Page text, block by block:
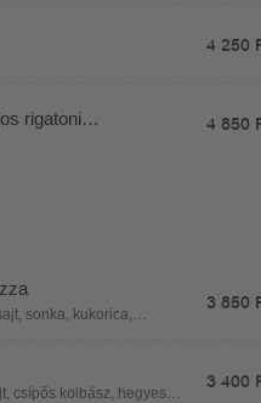
4 250
rigatoni
4 850
sonka, kukorica,
3 850
csípős kolbász, hegyes
3 400